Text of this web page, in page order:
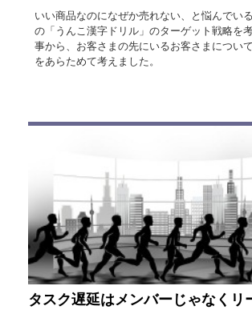
いい商品なのになぜか売れない、と悩んでい
の「うんこ漢字ドリル」のターゲット戦略を
事から、お客さまの先にいるお客さまについ
をあらためて考えました。
タスク遅延はメンバーじゃなくリ